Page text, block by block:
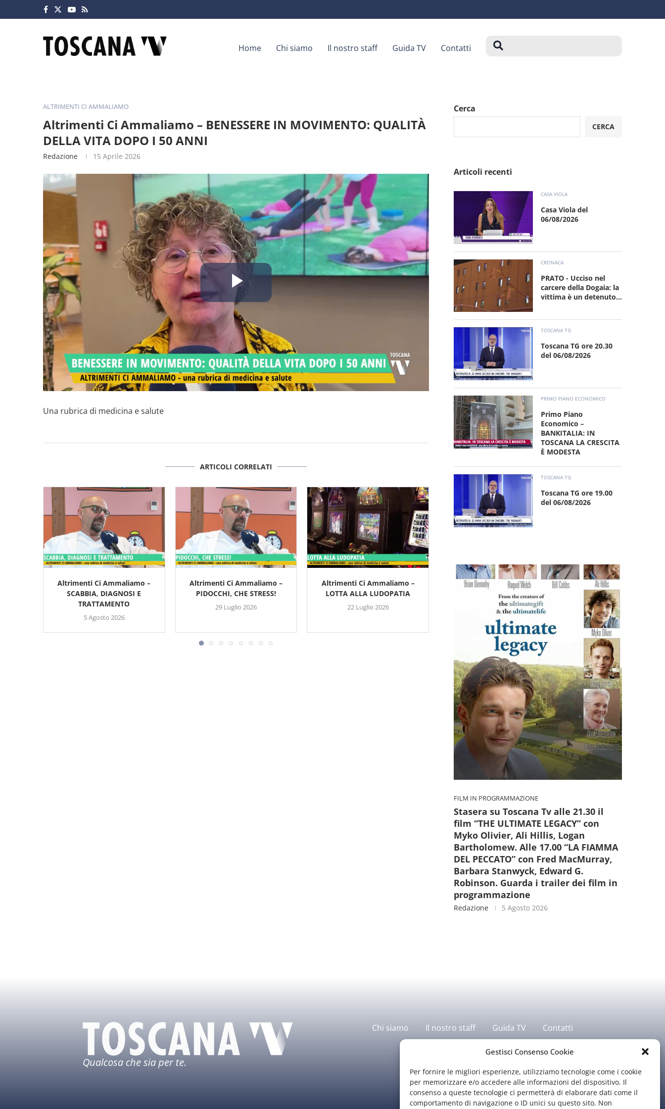
Gestisci Consenso Cookie
Per fornire le migliori esperienze, utilizziamo tecnologie come i cookie
per memorizzare e/o accedere alle informazioni del dispositivo. Il
consenso a queste tecnologie ci permetterà di elaborare dati come il
comportamento di navigazione o ID unici su questo sito. Non
Home Chi siamo Il nostro staff Guida TV Contatti
ALTRIMENTI CI AMMALIAMO
Altrimenti Ci Ammaliamo – BENESSERE IN MOVIMENTO: QUALITÀ
DELLA VITA DOPO I 50 ANNI
Redazione 15 Aprile 2026
Riproduci
il
video
Una rubrica di medicina e salute
ARTICOLI CORRELATI
Altrimenti Ci Ammaliamo –
SCABBIA, DIAGNOSI E
TRATTAMENTO
5 Agosto 2026
Altrimenti Ci Ammaliamo –
PIDOCCHI, CHE STRESS!
29 Luglio 2026
Altrimenti Ci Ammaliamo –
LOTTA ALLA LUDOPATIA
22 Luglio 2026
Altrimenti Ci Ammaliamo –
PUBERTÀ DALL’INFANZIA
ALL’ETÀ ADULTA
15 Luglio 2026
Altrimenti Ci
LA PAURA DEL
8 Luglio 2026
Cerca
CERCA
Articoli recenti
CASA VIOLA
Casa Viola del
06/08/2026
CRONACA
PRATO - Ucciso nel
carcere della Dogaia: la
vittima è un detenuto...
TOSCANA TG
Toscana TG ore 20.30
del 06/08/2026
PRIMO PIANO ECONOMICO
Primo Piano
Economico –
BANKITALIA: IN
TOSCANA LA CRESCITA
È MODESTA
TOSCANA TG
Toscana TG ore 19.00
del 06/08/2026
FILM IN PROGRAMMAZIONE
Stasera su Toscana Tv alle 21.30 il
film “THE ULTIMATE LEGACY” con
Myko Olivier, Ali Hillis, Logan
Bartholomew. Alle 17.00 “LA FIAMMA
DEL PECCATO” con Fred MacMurray,
Barbara Stanwyck, Edward G.
Robinson. Guarda i trailer dei film in
programmazione
Redazione 5 Agosto 2026
Qualcosa che sia per te.
Chi siamo Il nostro staff Guida TV Contatti